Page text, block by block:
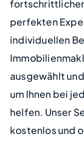
perfekten
individuellen
ausgewählt
um Ihnen bei
helfen. Unser
kostenlos und